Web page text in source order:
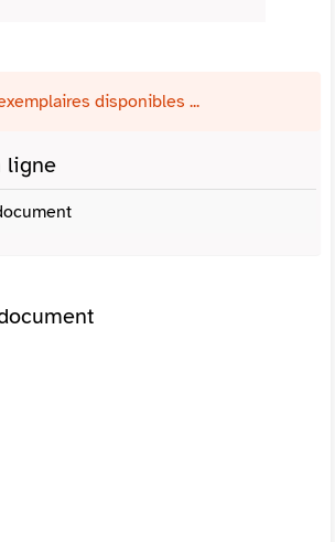
disponibles ...
ligne